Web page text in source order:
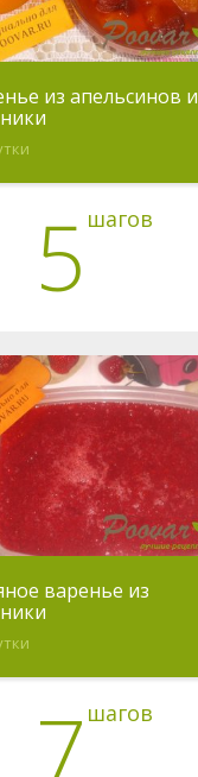
из апельсинов и
5 шагов
варенье из
7 шагов